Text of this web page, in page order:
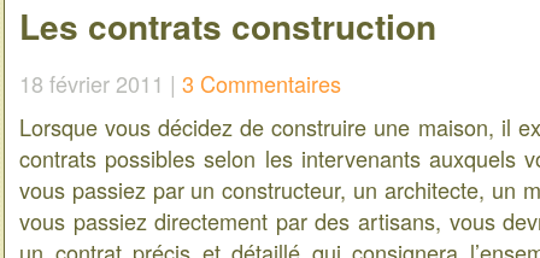
Les contrats construction
18 février 2011 | 3 Commentaires
Lorsque vous décidez de construire une maison, il
contrats possibles selon les intervenants auxquels
vous passiez par un constructeur, un architecte, un
vous passiez directement par des artisans, vous